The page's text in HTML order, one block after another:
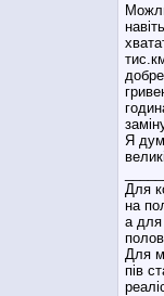
Я
Для
на
а для
Для
пів